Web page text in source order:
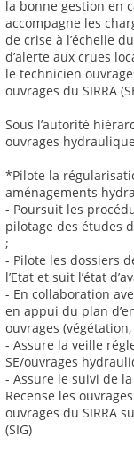
la bonne gestion en
accompagne les
de crise à l’échelle
d’alerte aux crues
le technicien
ouvrages du SIRRA
Sous l’autorité
ouvrages
*Pilote la
aménagements
- Poursuit les
pilotage des études
;
- Pilote les dossiers
l’Etat et suit l’état
- En collaboration
en appui du plan
ouvrages
- Assure la veille
SE/ouvrages
- Assure le suivi de
Recense les
ouvrages du SIRRA
(SIG)